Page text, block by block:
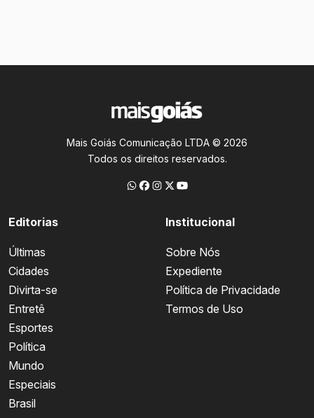
Mais Goiás Comunicação LTDA © 2026
Todos os direitos reservados.
Editorias
Últimas
Cidades
Divirta-se
Entretê
Esportes
Política
Mundo
Especiais
Brasil
Institucional
Sobre Nós
Expediente
Política de Privacidade
Termos de Uso